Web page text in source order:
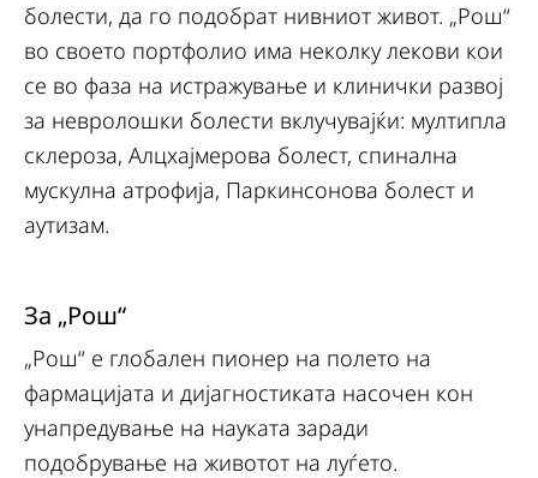
болести, да го подобрат нивниот живот. „Рош“
во своето портфолио има неколку лекови кои
се во фаза на истражување и клинички развој
за невролошки болести вклучувајќи: мултипла
склероза, Алцхајмерова болест, спинална
мускулна атрофија, Паркинсонова болест и
аутизам.
За „Рош“
„Рош“ е глобален пионер на полето на
фармацијата и дијагностиката насочен кон
унапредување на науката заради
подобрување на животот на луѓето.